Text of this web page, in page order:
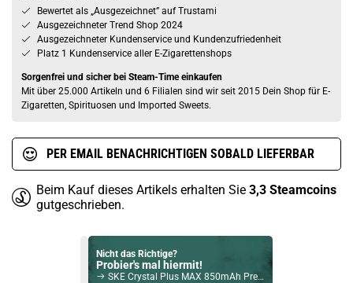
Bewertet als „Ausgezeichnet” auf Trustami
Ausgezeichneter Trend Shop 2024
Ausgezeichneter Kundenservice und Kundenzufriedenheit
Platz 1 Kundenservice aller E-Zigarettenshops
Sorgenfrei und sicher bei Steam-Time einkaufen
Mit über 25.000 Artikeln und 6 Filialen sind wir seit 2015 Dein Shop für E-
Zigaretten, Spirituosen und Imported Sweets.
PER EMAIL BENACHRICHTIGEN SOBALD LIEFERBAR
Beim Kauf dieses Artikels erhalten Sie 3,3 Steamcoins
gutgeschrieben.
Nicht das Richtige?
Probier's mal hiermit!
SKE Crystal Plus MAX 850mAh Prefilled Pod System Mod Weiss